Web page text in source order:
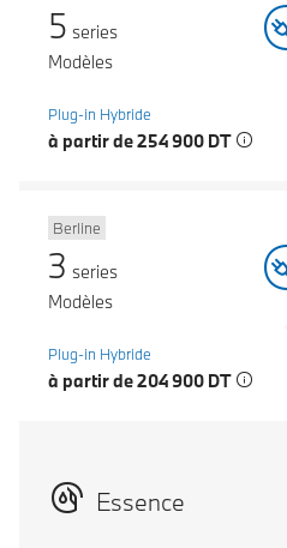
5 series
Modèles
Plug-in Hybride
à partir de 254 900 DT
Berline
3 series
Modèles
Plug-in Hybride
à partir de 204 900 DT
Essence